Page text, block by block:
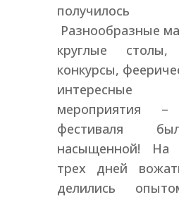
получилось
Разнообразные
круглые столы,
конкурсы,
интересные
мероприятия –
фестиваля
насыщенной! На
трех дней
делились